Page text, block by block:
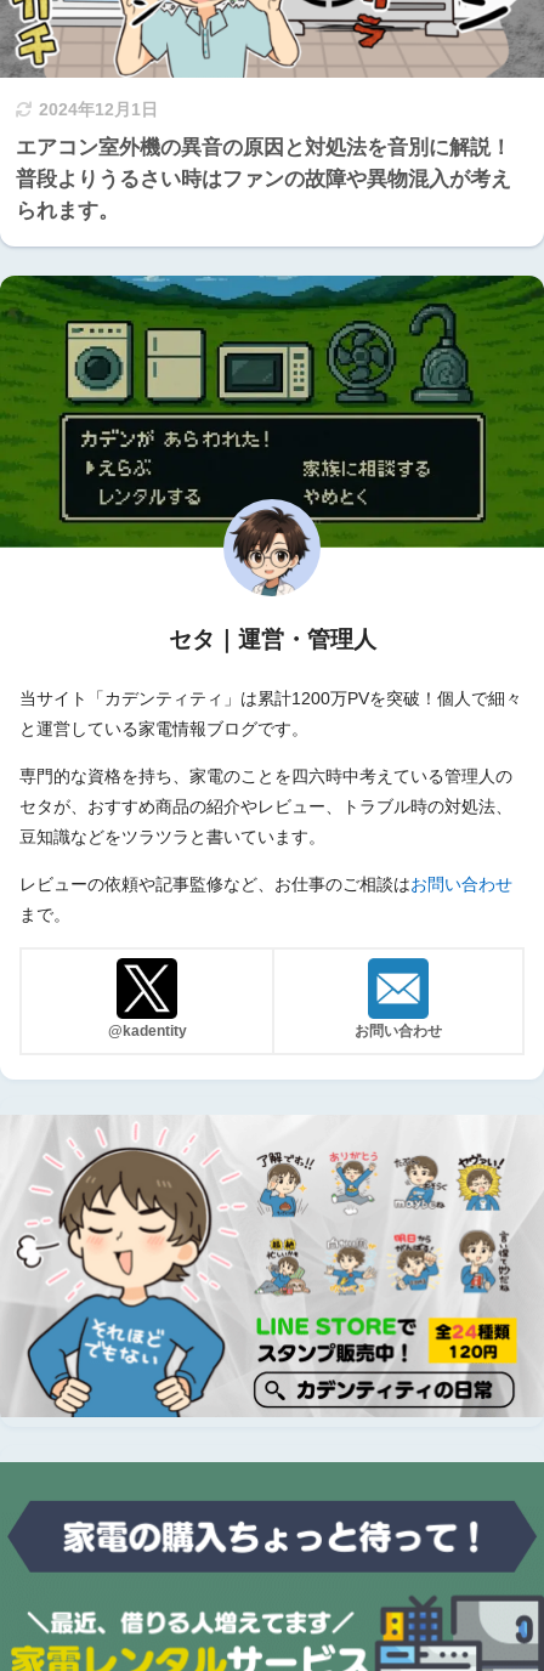
2024年12月1日
エアコン室外機の異音の原因と対処法を音別に解説！
普段よりうるさい時はファンの故障や異物混入が考え
られます。
セタ｜運営・管理人
当サイト「カデンティティ」は累計1200万PVを突破！個人で細々
と運営している家電情報ブログです。
専門的な資格を持ち、家電のことを四六時中考えている管理人の
セタが、おすすめ商品の紹介やレビュー、トラブル時の対処法、
豆知識などをツラツラと書いています。
レビューの依頼や記事監修など、お仕事のご相談はお問い合わせ
まで。
@kadentity お問い合わせ